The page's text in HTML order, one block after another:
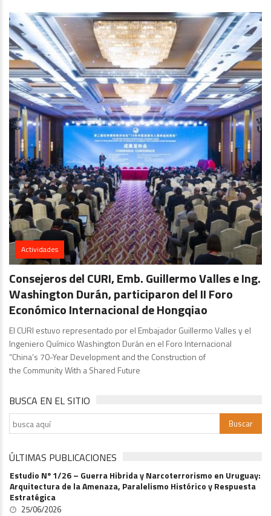
Actividades
Consejeros del CURI, Emb. Guillermo Valles e Ing.
Washington Durán, participaron del II Foro
Económico Internacional de Hongqiao
El CURI estuvo representado por el Embajador Guillermo Valles y el
Ingeniero Químico Washington Durán en el Foro Internacional
“China’s 70-Year Development and the Construction of
the Community With a Shared Future
BUSCA EN EL SITIO
ÚLTIMAS PUBLICACIONES
Estudio Nº 1/26 – Guerra Hibrida y Narcoterrorismo en Uruguay:
Arquitectura de la Amenaza, Paralelismo Histórico y Respuesta
Estratégica
25/06/2026